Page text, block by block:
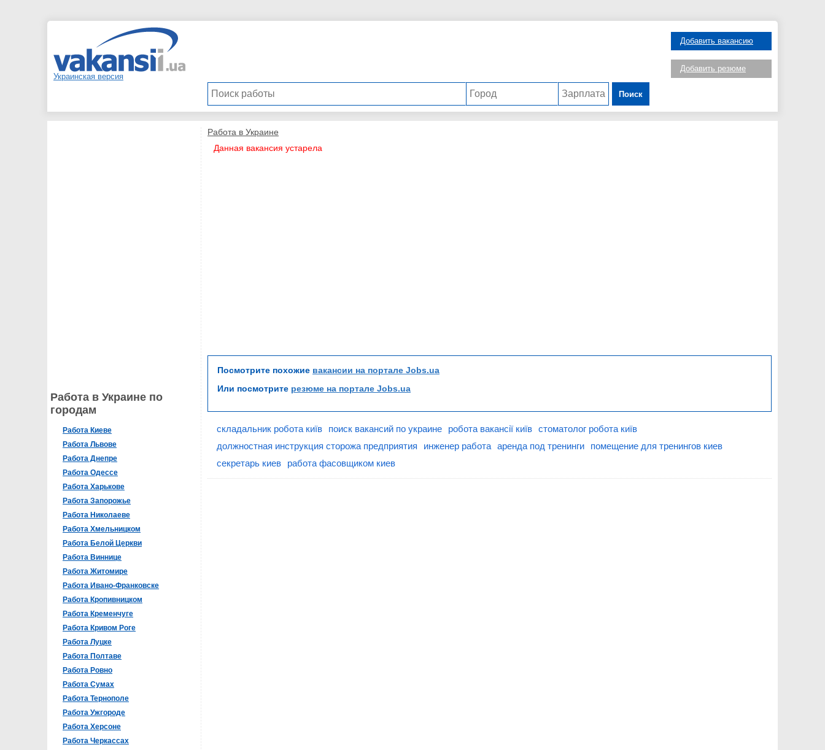
Украинская версия
Поиск
Добавить вакансию
Добавить резюме
Работа в Украине по
городам
Работа Киеве
Работа Львове
Работа Днепре
Работа Одессе
Работа Харькове
Работа Запорожье
Работа Николаеве
Работа Хмельницком
Работа Белой Церкви
Работа Виннице
Работа Житомире
Работа Ивано-Франковске
Работа Кропивницком
Работа Кременчуге
Работа Кривом Роге
Работа Луцке
Работа Полтаве
Работа Ровно
Работа Сумах
Работа Тернополе
Работа Ужгороде
Работа Херсоне
Работа Черкассах
Работа в Украине
Данная вакансия устарела
Посмотрите похожие вакансии на портале Jobs.ua
Или посмотрите резюме на портале Jobs.ua
складальник робота київ поиск вакансий по украине робота вакансії київ стоматолог робота київ
должностная инструкция сторожа предприятия
инженер работа аренда под тренинги
помещение для тренингов киев
секретарь киев
работа фасовщиком киев